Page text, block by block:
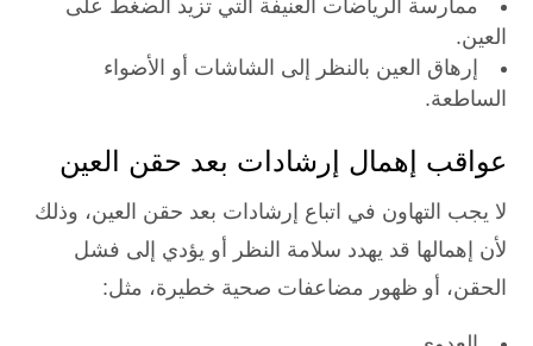
ممارسة الرياضات العنيفة التي تزيد الضغط على
العين.
إرهاق العين بالنظر إلى الشاشات أو الأضواء
الساطعة.
عواقب إهمال إرشادات بعد حقن العين
لا يجب التهاون في اتباع إرشادات بعد حقن العين، وذلك
لأن إهمالها قد يهدد سلامة النظر أو يؤدي إلى فشل
الحقن، أو ظهور مضاعفات صحية خطيرة، مثل: